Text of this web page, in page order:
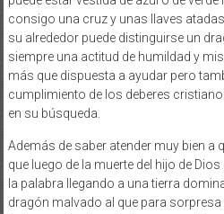
consigo una cruz y unas llaves
su alrededor puede distinguirse un
siempre una actitud de humildad y
más que dispuesta a ayudar pero
cumplimiento de los deberes
en su búsqueda.
Además de saber atender muy bien a
que luego de la muerte del hijo de
la palabra llegando a una tierra
dragón malvado al que para